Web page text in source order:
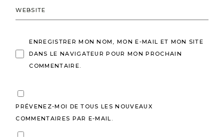
ENREGISTRER MON NOM, MON E-MAIL ET MON SITE
DANS LE NAVIGATEUR POUR MON PROCHAIN
COMMENTAIRE.
PRÉVENEZ-MOI DE TOUS LES NOUVEAUX
COMMENTAIRES PAR E-MAIL.